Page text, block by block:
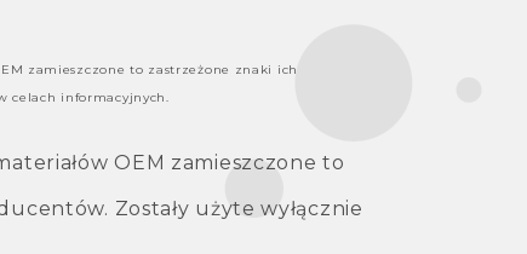
zamieszczone to zastrzeżone znaki ich
celach informacyjnych.
OEM zamieszczone to
Zostały użyte wyłącznie